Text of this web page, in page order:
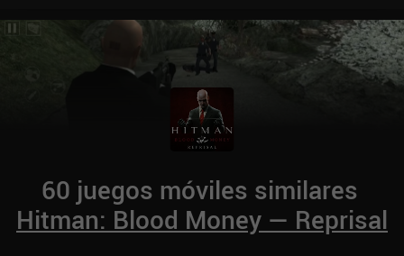
60 juegos móviles similares
Hitman: Blood Money — Reprisal